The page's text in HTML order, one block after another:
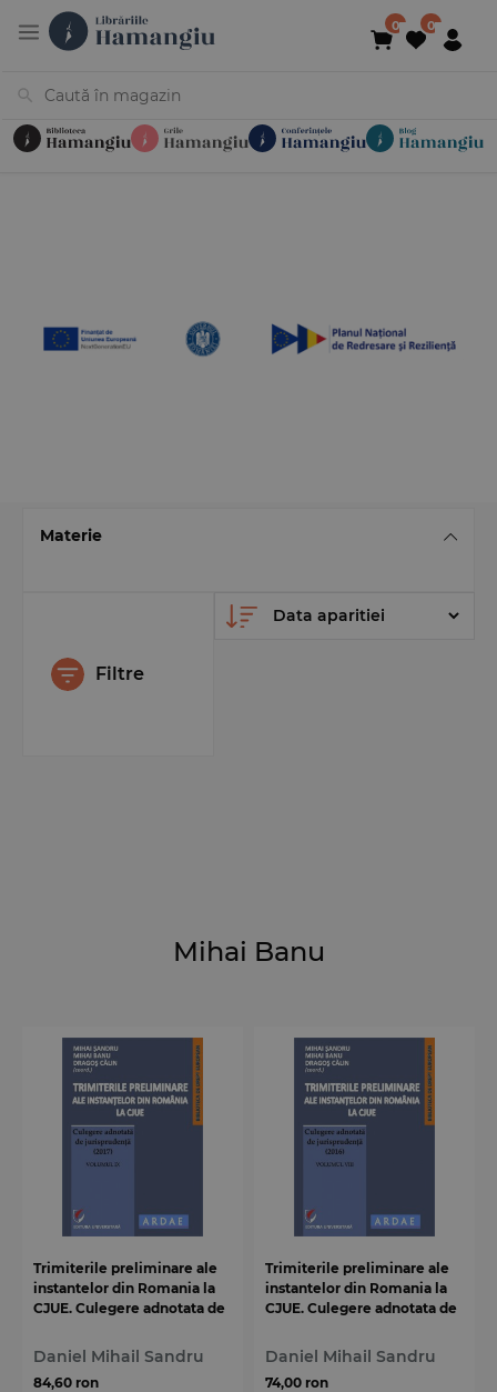
Materie
Filtre
Mihai Banu
Trimiterile preliminare ale
instantelor din Romania la
CJUE. Culegere adnotata de
Volumul IX
Daniel Mihail Sandru
84,60 ron
Trimiterile preliminare ale
instantelor din Romania la
CJUE. Culegere adnotata de
Volumul VIII
Daniel Mihail Sandru
74,00 ron